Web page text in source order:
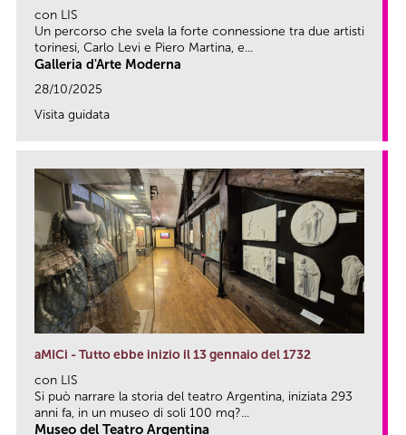
con LIS
Un percorso che svela la forte connessione tra due artisti
torinesi, Carlo Levi e Piero Martina, e...
Galleria d'Arte Moderna
28/10/2025
Visita guidata
aMICi - Tutto ebbe inizio il 13 gennaio del 1732
con LIS
Si può narrare la storia del teatro Argentina, iniziata 293
anni fa, in un museo di soli 100 mq?...
Museo del Teatro Argentina